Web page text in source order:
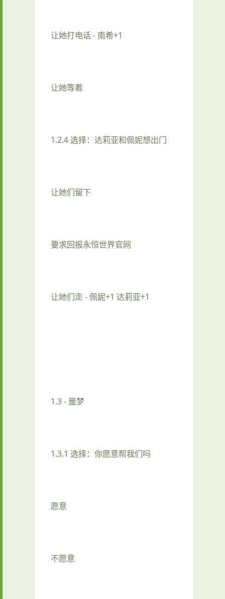
让她打电话 - 南希+1
让她等着
1.2.4 选择：达莉亚和佩妮想出门
让她们留下
要求回报永恒世界官网
让她们走 - 佩妮+1 达莉亚+1
1.3 - 噩梦
1.3.1 选择：你愿意帮我们吗
愿意
不愿意